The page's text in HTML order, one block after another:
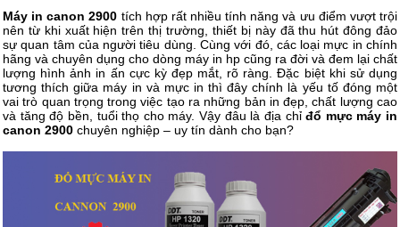
Máy in canon 2900 tích hợp rất nhiều tính năng và ưu điểm vượt trội
nên từ khi xuất hiện trên thị trường, thiết bị này đã thu hút đông đảo
sự quan tâm của người tiêu dùng. Cùng với đó, các loại mực in chính
hãng và chuyên dụng cho dòng máy in hp cũng ra đời và đem lại chất
lượng hình ảnh in ấn cực kỳ đẹp mắt, rõ ràng. Đặc biệt khi sử dụng
tương thích giữa máy in và mực in thì đây chính là yếu tố đóng một
vai trò quan trọng trong việc tạo ra những bản in đẹp, chất lượng cao
và tăng độ bền, tuổi thọ cho máy. Vậy đâu là địa chỉđổ mực máy in
canon 2900 chuyên nghiệp – uy tín dành cho bạn?